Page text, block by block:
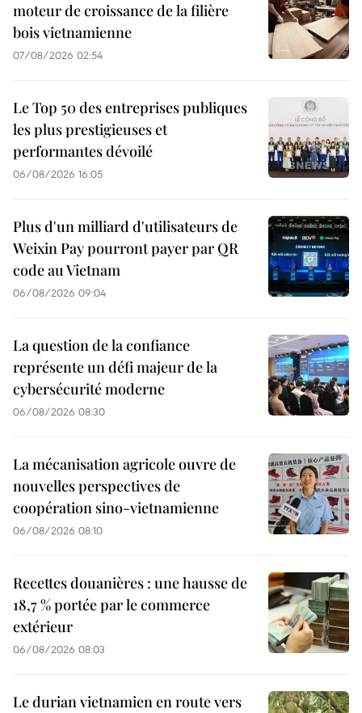
moteur de croissance de la filière
bois vietnamienne
07/08/2026 02:54
Le Top 50 des entreprises publiques
les plus prestigieuses et
performantes dévoilé
06/08/2026 16:05
Plus d'un milliard d'utilisateurs de
Weixin Pay pourront payer par QR
code au Vietnam
06/08/2026 09:04
La question de la confiance
représente un défi majeur de la
cybersécurité moderne
06/08/2026 08:30
La mécanisation agricole ouvre de
nouvelles perspectives de
coopération sino-vietnamienne
06/08/2026 08:10
Recettes douanières : une hausse de
18,7 % portée par le commerce
extérieur
06/08/2026 08:03
Le durian vietnamien en route vers